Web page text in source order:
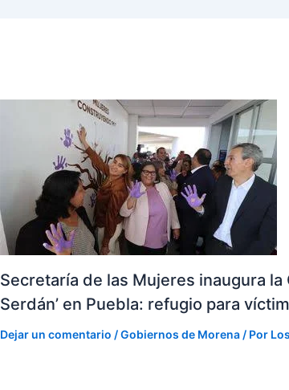
Secretaría de las Mujeres inaugura la
Serdán’ en Puebla: refugio para
Dejar un comentario /Gobiernos de Morena/ Por